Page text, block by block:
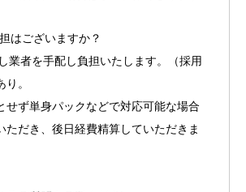
はございますか？
業者を手配し負担いたします。（採用
。
せず単身パックなどで対応可能な場合
ただき、後日経費精算していただきま